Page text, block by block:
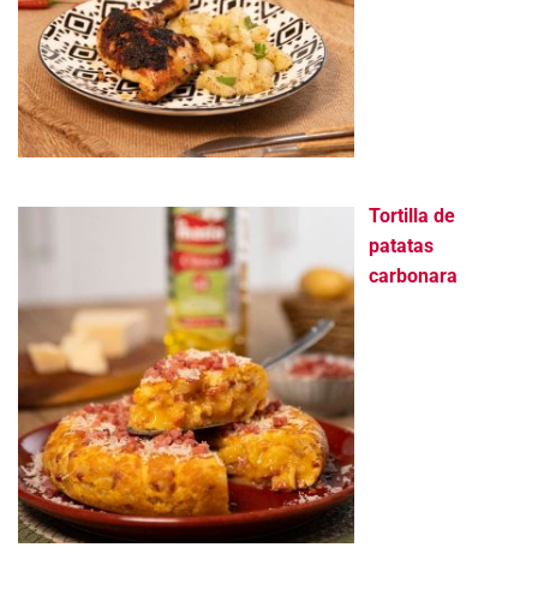
Tortilla de
patatas
carbonara